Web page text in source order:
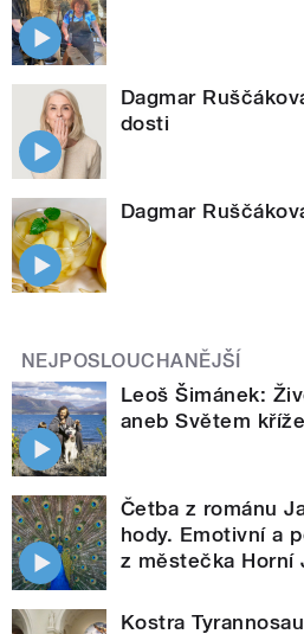
Dagmar
dosti
Dagmar
NEJPOSLOUCHANĚJŠÍ
Leoš Šimánek:
aneb Světem
Četba z románu
hody. Emotivní a
z městečka Horní
Kostra